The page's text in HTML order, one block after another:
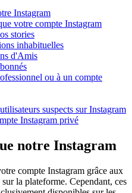
Instagram
votre compte Instagram
stories
inhabituelles
d'Amis
ou à un compte
suspects sur Instagram
Instagram privé
notre Instagram
compte Instagram grâce aux
la plateforme. Cependant, ces